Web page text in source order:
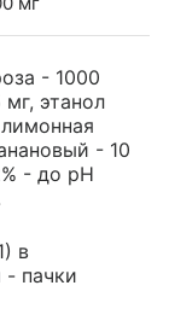
- 1000
этанол
- 10
- до pH
в
пачки